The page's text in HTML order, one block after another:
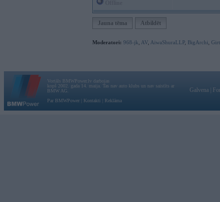
Jauna tēma Atbildēt
Moderatori: 968-jk AV AiwaShuraLLP, BigArchi
Vortāls BMWPower.lv darbojas
kopš 2002. gada 14. maija. Tas nav auto klubs un nav saistīts ar
BMW AG.
Par BMWPower
Kontakti Reklāma
Galvena